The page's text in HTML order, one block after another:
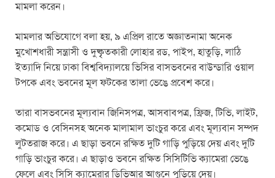
মামলা করেন।
মামলার অভিযোগে বলা হয়, ৯ এপ্রিল রাতে অজ্ঞাতনামা অনেক
মুখোশধারী সন্ত্রাসী ও দুষ্কৃৃতকারী লোহার রড, পাইপ, হাতুড়ি, লাঠি
ইত্যাদি নিয়ে ঢাকা বিশ্ববিদ্যালয়ে ভিসির বাসভবনের বাউন্ডারি ওয়াল
টপকে এবং ভবনের মূল ফটকের তালা ভেঙে প্রবেশ করে।
তারা বাসভবনের মূল্যবান জিনিসপত্র, আসবাবপত্র, ফ্রিজ, টিভি, লাইট,
কমোড ও বেসিনসহ অনেক মালামাল ভাংচুর করে এবং মূল্যবান সম্পদ
লুটতরাজ করে। এ ছাড়া ভবনে রক্ষিত দুটি গাড়ি পুড়িয়ে দেয় এবং দুটি
গাড়ি ভাংচুর করে। এ ছাড়াও ভবনে রক্ষিত সিসিটিভি ক্যামেরা ভেঙে
ফেলে এবং সিসি ক্যামেরার ডিভিআর আগুনে পুড়িয়ে দেয়।